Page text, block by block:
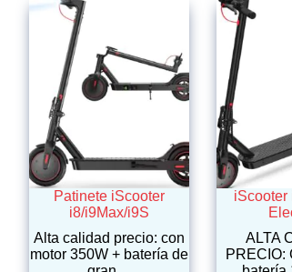
Patinete iScooter
i8/i9Max/i9S
Alta calidad precio: con
motor 350W + batería de
iScooter
ALTA
PRECIO: